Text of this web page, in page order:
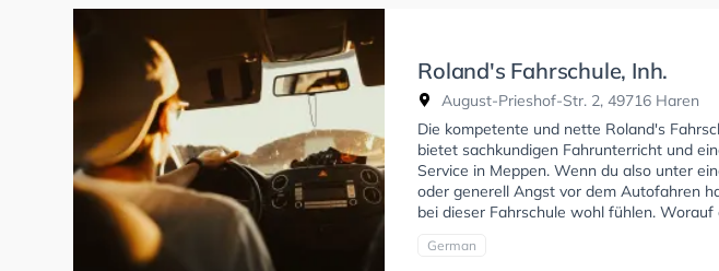
Roland's Fahrschule, Inh.
Roland Gunia
August-Prieshof-Str. 2, 49716 Haren
Die kompetente und nette Roland's
bietet sachkundigen Fahrunterricht und
Service in Meppen. Wenn du also unter
oder generell Angst vor dem Autofahren
bei dieser Fahrschule wohl fühlen. Worauf
German